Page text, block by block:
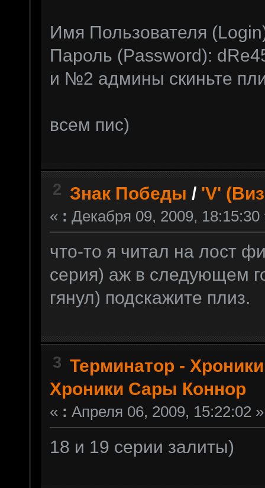
Имя Пользователя
Пароль (Password):
и №2 админы скиньте
всем пис)
2 Знак Победы / 'V'
« : Декабря 09, 2009, 18:15:30
что-то я читал на лост
серия) аж в следующем
гянул) подскажите плиз.
3 Терминатор -
Хроники Сары Коннор
« : Апреля 06, 2009, 15:22:02 »
18 и 19 серии залиты)